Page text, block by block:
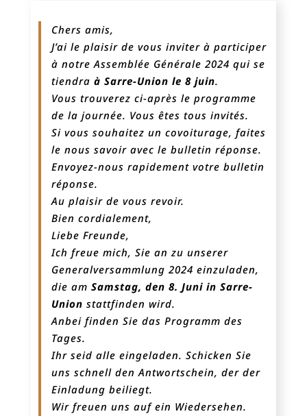
Chers amis,
J’ai le plaisir de vous inviter à participer
à notre Assemblée Générale 2024 qui se
tiendra à Sarre-Union le 8 juin.
Vous trouverez ci-après le programme
de la journée. Vous êtes tous invités.
Si vous souhaitez un covoiturage, faites
le nous savoir avec le bulletin réponse.
Envoyez-nous rapidement votre bulletin
réponse.
Au plaisir de vous revoir.
Bien cordialement,
Liebe Freunde,
Ich freue mich, Sie an zu unserer
Generalversammlung 2024 einzuladen,
die am Samstag, den 8. Juni in Sarre-
Union stattfinden wird.
Anbei finden Sie das Programm des
Tages.
Ihr seid alle eingeladen. Schicken Sie
uns schnell den Antwortschein, der der
Einladung beiliegt.
Wir freuen uns auf ein Wiedersehen.